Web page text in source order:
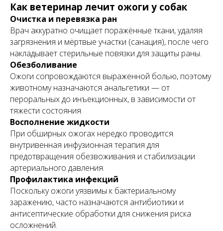
Как ветеринар лечит ожоги у собак
Очистка и перевязка ран
Врач аккуратно очищает поражённые ткани, удаляя
загрязнения и мёртвые участки (санация), после чего
накладывает стерильные повязки для защиты раны.
Обезболивание
Ожоги сопровождаются выраженной болью, поэтому
животному назначаются анальгетики — от
пероральных до инъекционных, в зависимости от
тяжести состояния.
Восполнение жидкости
При обширных ожогах нередко проводится
внутривенная инфузионная терапия для
предотвращения обезвоживания и стабилизации
артериального давления.
Профилактика инфекций
Поскольку ожоги уязвимы к бактериальному
заражению, часто назначаются антибиотики и
антисептические обработки для снижения риска
осложнений.